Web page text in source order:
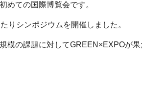
めての国際博覧会です。
りシンポジウムを開催しました。
模の課題に対してGREEN×EXPOが